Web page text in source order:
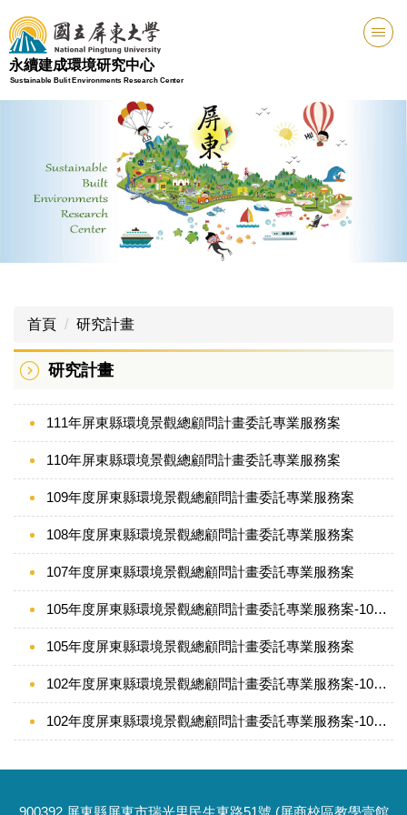
跳
到
主
要
內
永續建成環境研究中心
Sustainable Bulit Environments Research Center
首頁 研究計畫
研究計畫
111年屏東縣環境景觀總顧問計畫委託專業服務案
110年屏東縣環境景觀總顧問計畫委託專業服務案
109年度屏東縣環境景觀總顧問計畫委託專業服務案
108年度屏東縣環境景觀總顧問計畫委託專業服務案
107年度屏東縣環境景觀總顧問計畫委託專業服務案
105年度屏東縣環境景觀總顧問計畫委託專業服務案-106年度後續擴充
105年度屏東縣環境景觀總顧問計畫委託專業服務案
102年度屏東縣環境景觀總顧問計畫委託專業服務案-104年度後續擴充
102年度屏東縣環境景觀總顧問計畫委託專業服務案-103年度後續擴充